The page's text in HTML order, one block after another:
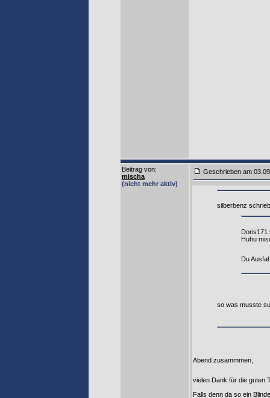
Beitrag von:
mischa
(nicht mehr aktiv)
Geschrieben am
silberbenz
Doris171
Huhu
Du
so was musste
Abend zusammmen,
vielen Dank für die guten
Falls denn da so ein